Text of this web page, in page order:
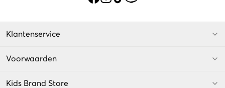
Klantenservice
Voorwaarden
Kids Brand Store